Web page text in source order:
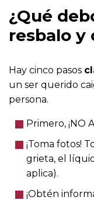
¿Qué
resbalo y
Hay cinco pasos
un ser querido
persona.
Primero, ¡NO
¡Toma fotos!
grieta, el
aplica).
¡Obtén